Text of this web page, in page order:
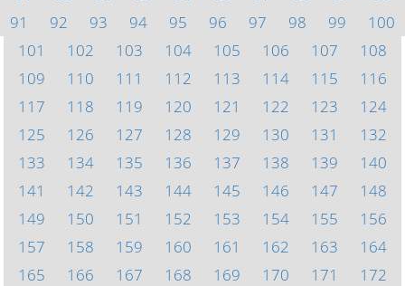
91
92 93 94 95 96 97 98 99
100
101
102 103 104 105 106 107
108
109
110 111 112 113 114 115
116
117
118 119 120 121 122 123
124
125
126 127 128 129 130 131
132
133
134 135 136 137 138 139
140
141
142 143 144 145 146 147
148
149
150 151 152 153 154 155
156
157
158 159 160 161 162 163
164
165
166 167 168 169 170 171
172